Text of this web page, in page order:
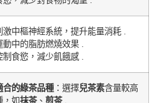
激中樞神經系統，提升能量消耗 .
動中的脂肪燃燒效果 .
制食慾，減少飢餓感 .
合的綠茶品種：選擇兒茶素含量較高
，如抹茶、 煎茶.